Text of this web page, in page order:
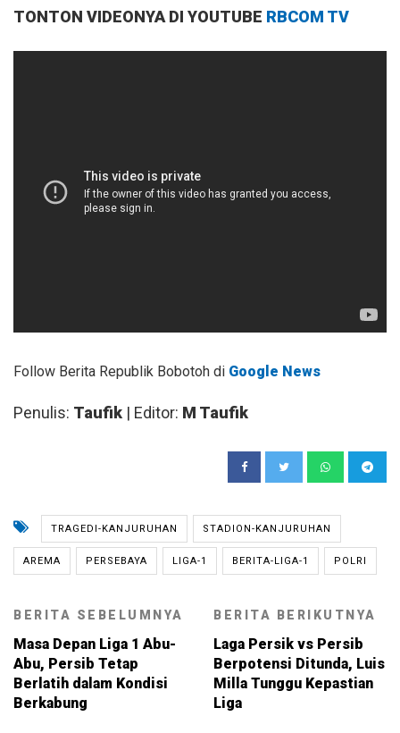
TONTON VIDEONYA DI YOUTUBE RBCOM TV
Follow Berita Republik Bobotoh di Google News
Penulis: Taufik | Editor: M Taufik
TRAGEDI-KANJURUHAN STADION-KANJURUHAN
AREMA PERSEBAYA LIGA-1 BERITA-LIGA-1 POLRI
BERITA SEBELUMNYA
Masa Depan Liga 1 Abu-
Abu, Persib Tetap
Berlatih dalam Kondisi
Berkabung
BERITA BERIKUTNYA
Laga Persik vs Persib
Berpotensi Ditunda, Luis
Milla Tunggu Kepastian
Liga